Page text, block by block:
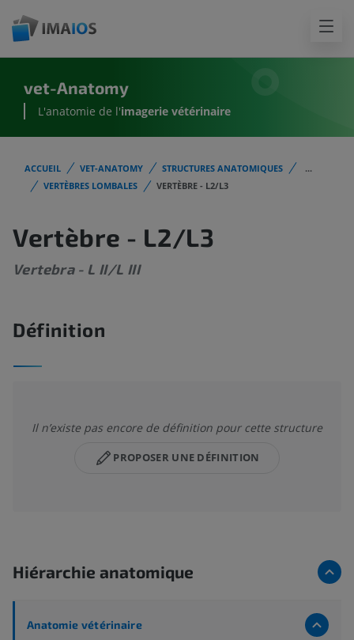
vet-Anatomy
L'anatomie de l'imagerie vétérinaire
ACCUEIL VET-ANATOMY STRUCTURES ANATOMIQUES
...
VERTÈBRES LOMBALES
VERTÈBRE - L2/L3
Vertèbre - L2/L3
Vertebra - L II/L III
Définition
Il n’existe pas encore de définition pour cette structure
PROPOSER UNE DÉFINITION
Hiérarchie anatomique
Anatomie vétérinaire